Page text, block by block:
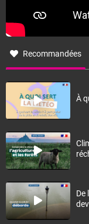
Recommandées
À
De